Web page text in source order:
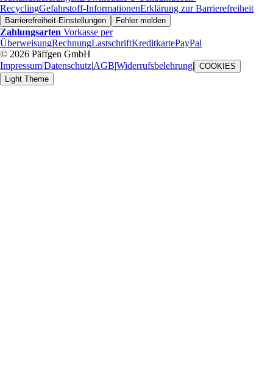
RecyclingGefahrstoff-InformationenErklärung zur Barrierefreiheit
Barrierefreiheit-Einstellungen Fehler melden
Zahlungsarten Vorkasse per
ÜberweisungRechnungLastschriftKreditkartePayPal
© 2026 Päffgen GmbH
Impressum|Datenschutz|AGB|Widerrufsbelehrung| COOKIES
Light Theme